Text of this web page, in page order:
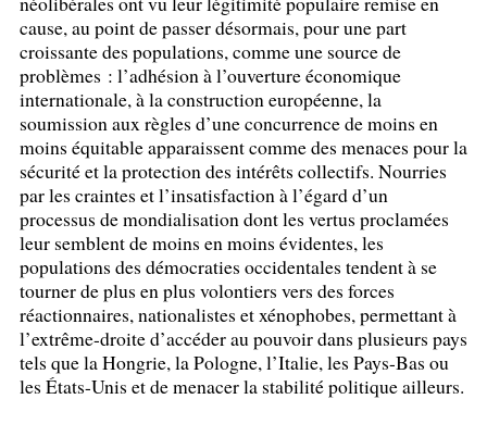
cause, au point de passer désormais, pour une part
croissante des populations, comme une source de
problèmes : l’adhésion à l’ouverture économique
internationale, à la construction européenne, la
soumission aux règles d’une concurrence de moins en
moins équitable apparaissent comme des menaces pour la
sécurité et la protection des intérêts collectifs. Nourries
par les craintes et l’insatisfaction à l’égard d’un
processus de mondialisation dont les vertus proclamées
leur semblent de moins en moins évidentes, les
populations des démocraties occidentales tendent à se
tourner de plus en plus volontiers vers des forces
réactionnaires, nationalistes et xénophobes, permettant à
l’extrême-droite d’accéder au pouvoir dans plusieurs pays
tels que la Hongrie, la Pologne, l’Italie, les Pays-Bas ou
les États-Unis et de menacer la stabilité politique ailleurs.